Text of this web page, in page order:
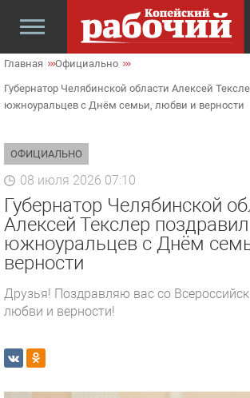
Главная Официально
Губернатор Челябинской области Алексей
южноуральцев с Днём семьи, любви и верности
ОФИЦИАЛЬНО
08 июля 2026 07:10
Губернатор Челябинской
Алексей Текслер поздравил
южноуральцев с Днём
верности
Друзья! Поздравляю вас со
любви и верности!